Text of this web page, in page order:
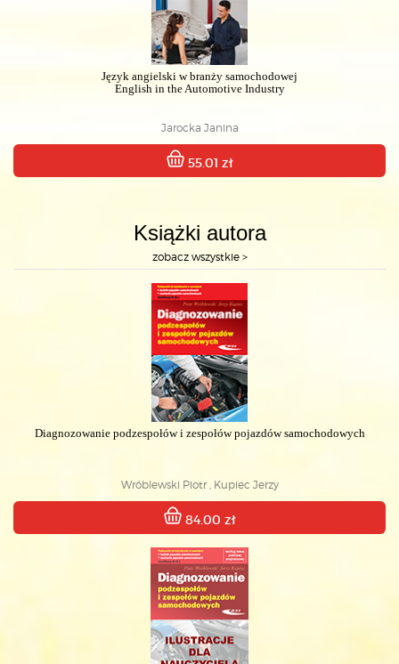
Język angielski w branży samochodowej
English in the Automotive Industry
Jarocka Janina
55.01 zł
Książki autora
zobacz wszystkie >
Diagnozowanie podzespołów i zespołów pojazdów samochodowych
Wróblewski Piotr , Kupiec Jerzy
84.00 zł